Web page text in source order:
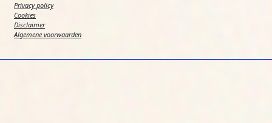
Privacy policy
Cookies
Disclaimer
Algemene voorwaarden